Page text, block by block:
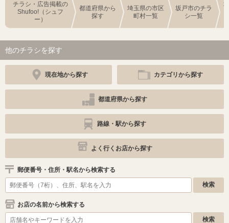
チラシ・広告掲載の
Shufoo!（シュフ
ー）
都道府県から
探す
埼玉県の市区
町村一覧
坂戸市のチラ
シ一覧
他のチラシを探す
現在地から探す カテゴリから探す
都道府県から探す
路線・駅から探す
よく行くお店から探す
郵便番号・住所・駅名から検索する
お店の名前から検索する